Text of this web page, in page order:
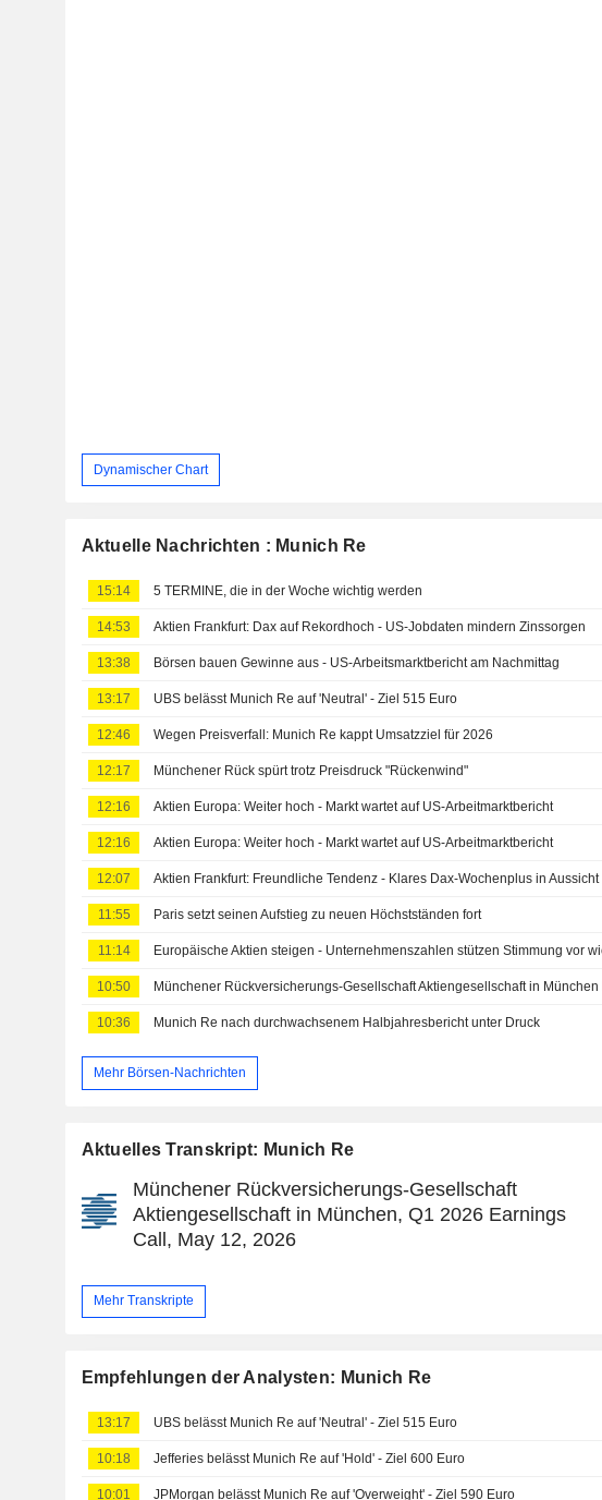
Dynamischer Chart
Aktuelle Nachrichten : Munich Re
15:14 5 TERMINE, die in der Woche wichtig werden
14:53 Aktien Frankfurt: Dax auf Rekordhoch - US-Jobdaten mindern Zinssorgen
13:38 Börsen bauen Gewinne aus - US-Arbeitsmarktbericht am Nachmittag
13:17 UBS belässt Munich Re auf 'Neutral' - Ziel 515 Euro
12:46 Wegen Preisverfall: Munich Re kappt Umsatzziel für 2026
12:17 Münchener Rück spürt trotz Preisdruck "Rückenwind"
12:16 Aktien Europa: Weiter hoch - Markt wartet auf US-Arbeitmarktbericht
12:16 Aktien Europa: Weiter hoch - Markt wartet auf US-Arbeitmarktbericht
12:07 Aktien Frankfurt: Freundliche Tendenz - Klares Dax-Wochenplus in Aussicht
11:55 Paris setzt seinen Aufstieg zu neuen Höchstständen fort
11:14
10:50
10:36 Munich Re nach durchwachsenem Halbjahresbericht unter Druck
Mehr Börsen-Nachrichten
Aktuelles Transkript: Munich Re
Münchener Rückversicherungs-Gesellschaft
Aktiengesellschaft in München, Q1 2026 Earnings
Call, May 12, 2026
Mehr Transkripte
Empfehlungen der Analysten: Munich Re
13:17 UBS belässt Munich Re auf 'Neutral' - Ziel 515 Euro
10:18 Jefferies belässt Munich Re auf 'Hold' - Ziel 600 Euro
10:01 JPMorgan belässt Munich Re auf 'Overweight' - Ziel 590 Euro